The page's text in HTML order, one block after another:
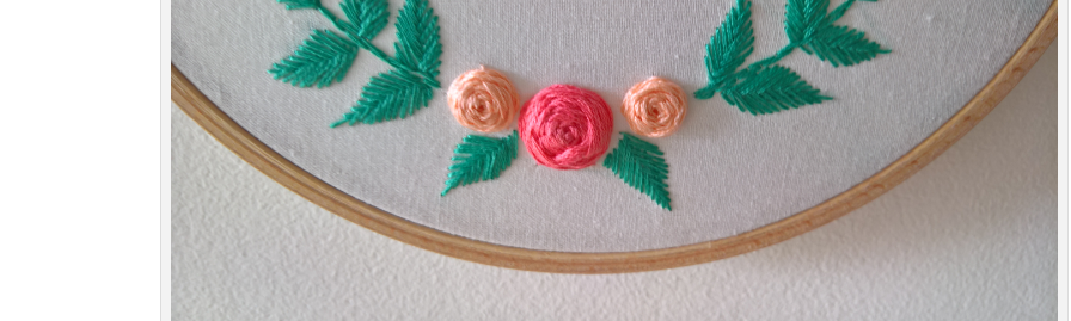
Rejoignez
Pattern
Inscrivez vous pour recevoir un code